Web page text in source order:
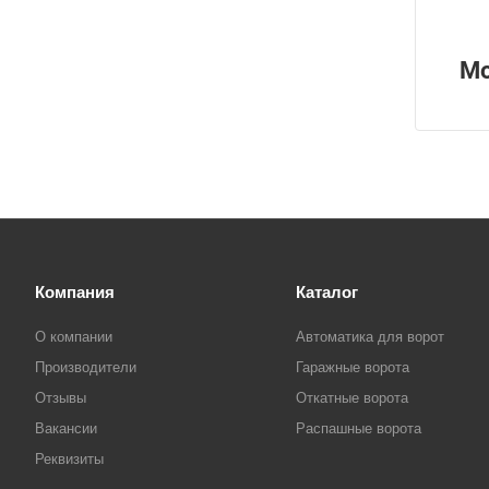
Компания
О компании
Производители
Отзывы
Вакансии
Реквизиты
Каталог
Автоматика для ворот
Гаражные ворота
Откатные ворота
Распашные ворота